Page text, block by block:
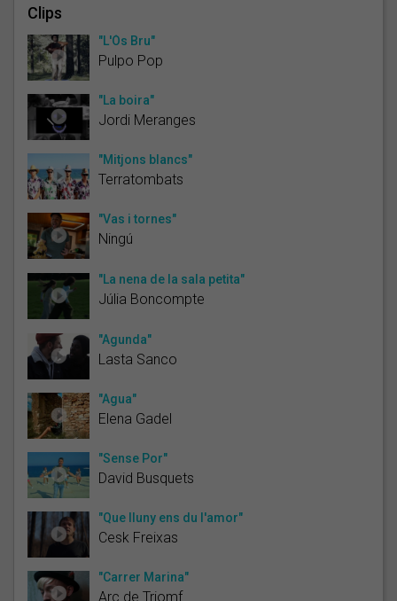
Clips
"L'Ós Bru"
Pulpo Pop
"La boira"
Jordi Meranges
"Mitjons blancs"
Terratombats
"Vas i tornes"
Ningú
"La nena de la sala petita"
Júlia Boncompte
"Agunda"
Lasta Sanco
"Agua"
Elena Gadel
"Sense Por"
David Busquets
"Que lluny ens du l'amor"
Cesk Freixas
"Carrer Marina"
Arc de Triomf